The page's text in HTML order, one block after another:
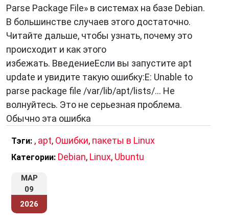
Parse Package File» в системах на базе Debian.
В большинстве случаев этого достаточно.
Читайте дальше, чтобы узнать, почему это
происходит и как этого
избежать. ВведениеЕсли вы запустите apt
update и увидите такую ошибку:E: Unable to
parse package file /var/lib/apt/lists/... Не
волнуйтесь. Это не серьезная проблема.
Обычно эта ошибка
Тэги: , apt, Ошибки, пакеты в Linux
Категории: Debian, Linux, Ubuntu
МАР
09
2026